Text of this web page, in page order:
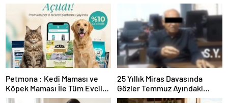
Petmona : Kedi Maması ve
Köpek Maması İle Tüm Evcil
Hayvan Ürünleri
25 Yıllık Miras Davasında
Gözler Temmuz Ayındaki
Karar Duruşmasına Çevrildi